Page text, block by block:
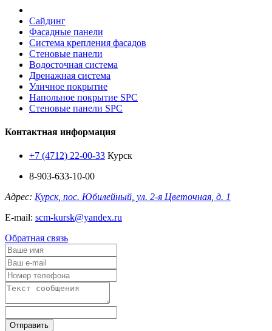
Сайдинг
Фасадные панели
Система крепления фасадов
Стеновые панели
Водосточная система
Дренажная система
Уличное покрытие
Напольное покрытие SPC
Стеновые панели SPC
Контактная информация
+7 (4712) 22-00-33 Курск
8-903-633-10-00
Адрес: Курск, пос. Юбилейный, ул. 2-я Цветочная, д. 1
E-mail: scm-kursk@yandex.ru
Обратная связь
Отправить